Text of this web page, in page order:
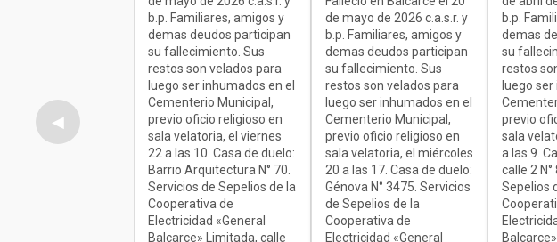
◀
b.p. Familiares, amigos y
demas deudos participan
su fallecimiento. Sus
restos son velados para
luego ser inhumados en el
Cementerio Municipal,
previo oficio religioso en
sala velatoria, el viernes
22 a las 10. Casa de duelo:
Barrio Arquitectura N° 70.
Servicios de Sepelios de la
Cooperativa de
Electricidad «General
Balcarce» Limitada, calle
de mayo de 2026 c.a.s.r. y
b.p. Familiares, amigos y
demas deudos participan
su fallecimiento. Sus
restos son velados para
luego ser inhumados en el
Cementerio Municipal,
previo oficio religioso en
sala velatoria, el miércoles
20 a las 17. Casa de duelo:
Génova N° 3475. Servicios
de Sepelios de la
Cooperativa de
Electricidad «General
b.p.
demas
su
restos
luego ser
previo
sala
a las 9.
calle 2
Sepelios